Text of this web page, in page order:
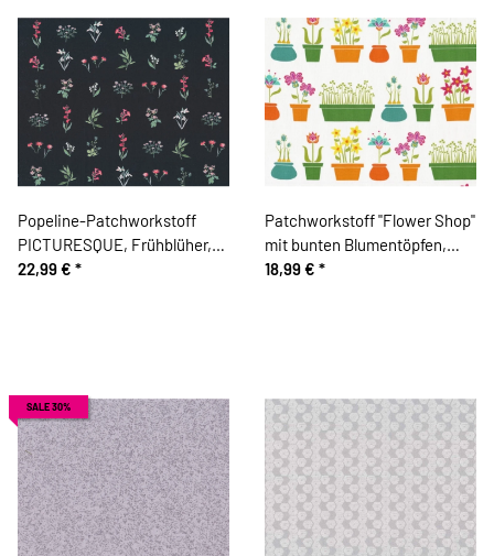
Popeline-Patchworkstoff
PICTURESQUE, Frühblüher,
Katarina Roccella
22,99 € *
Patchworkstoff "Flower Shop"
mit bunten Blumentöpfen,
grün-orange
18,99 € *
SALE 30%